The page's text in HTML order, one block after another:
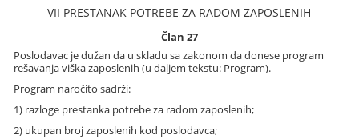
VII PRESTANAK POTREBE ZA RADOM ZAPOSLENIH
Član 27
Poslodavac je dužan da u skladu sa zakonom da donese program
rešavanja viška zaposlenih (u daljem tekstu: Program).
Program naročito sadrži:
1) razloge prestanka potrebe za radom zaposlenih;
2) ukupan broj zaposlenih kod poslodavca;